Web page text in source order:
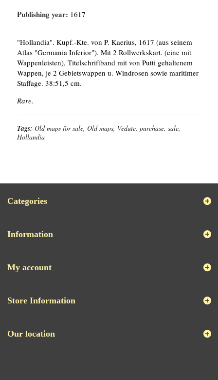
Publishing year: 1617
"Hollandia". Kupf.-Kte. von P. Kaerius, 1617 (aus seinem
Atlas "Germania Inferior"). Mit 2 Rollwerkskart. (eine mit
Wappenleisten), Titelschriftband mit von Putti gehaltenem
Wappen, je 2 Gebietswappen u. Windrosen sowie maritimer
Staffage. 38:51,5 cm.
Rare.
Tags: Old maps for sale, Old maps, Vedute, purchase, sale,
Hollandia
Categories
Information
My account
Store Information
Our location